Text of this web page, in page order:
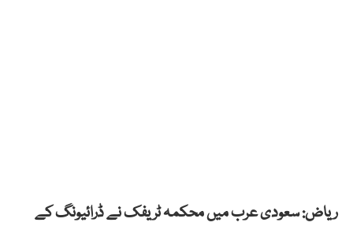
ریاض: سعودی عرب میں محکمہ ٹریفک نے ڈرائیونگ کے